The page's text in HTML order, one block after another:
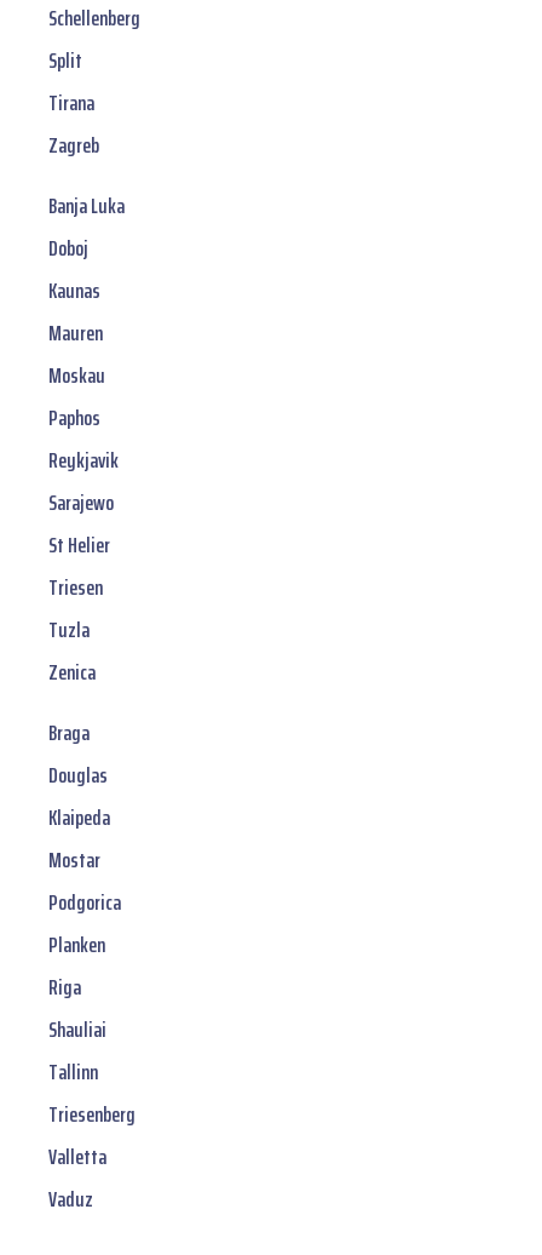
Schellenberg
Split
Tirana
Zagreb
Banja Luka
Doboj
Kaunas
Mauren
Moskau
Paphos
Reykjavik
Sarajewo
St Helier
Triesen
Tuzla
Zenica
Braga
Douglas
Klaipeda
Mostar
Podgorica
Planken
Riga
Shauliai
Tallinn
Triesenberg
Valletta
Vaduz